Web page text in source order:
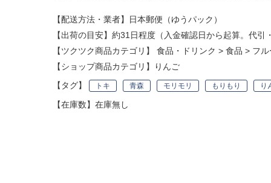
【配送方法・業者】日本郵便（ゆうパック）
【出荷の目安】約31日程度（入金確認日から起算。代引
【ツクツク商品カテゴリ】 食品・ドリンク > 食品 > フ
【ショップ商品カテゴリ】
りんご
【タグ】
トキ 青森 モリモリ もりもり り
【在庫数】在庫無し